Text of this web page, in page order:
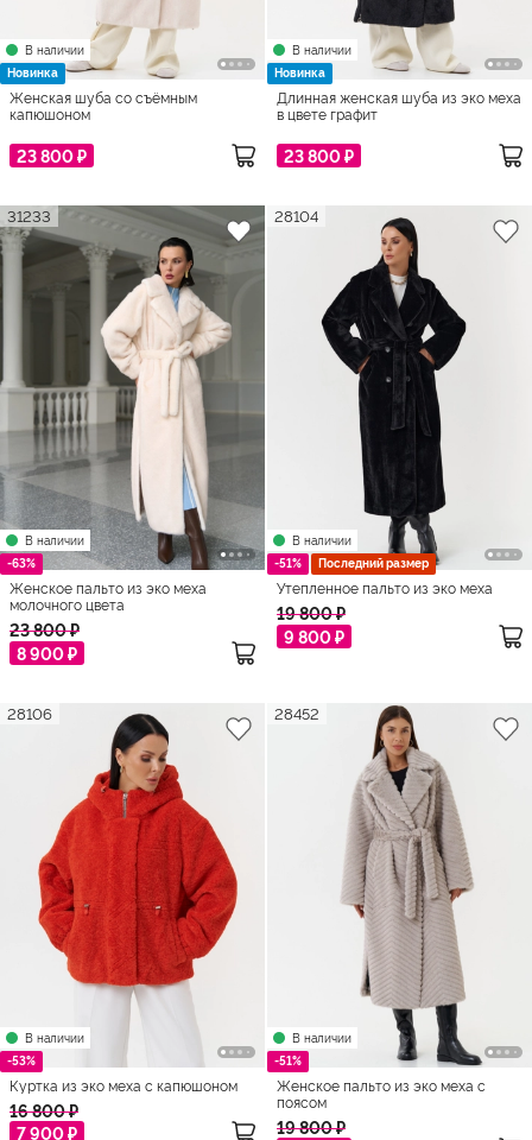
В наличии
Новинка
Женская шуба со съёмным
капюшоном
23 800 ₽
В наличии
Новинка
Длинная женская шуба из эко меха
в цвете графит
23 800 ₽
В наличии
-63%
31233
Женское пальто из эко меха
молочного цвета
23 800 ₽
8 900 ₽
В наличии
-51%
Последний размер
28104
Утепленное пальто из эко меха
19 800 ₽
9 800 ₽
В наличии
-53%
28106
Куртка из эко меха с капюшоном
16 800 ₽
7 900 ₽
В наличии
-51%
28452
Женское пальто из эко меха с
поясом
19 800 ₽